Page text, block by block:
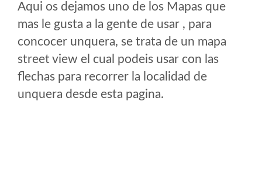
Aqui os dejamos uno de los Mapas que
mas le gusta a la gente de usar , para
concocer unquera, se trata de un mapa
street view el cual podeis usar con las
flechas para recorrer la localidad de
unquera desde esta pagina.